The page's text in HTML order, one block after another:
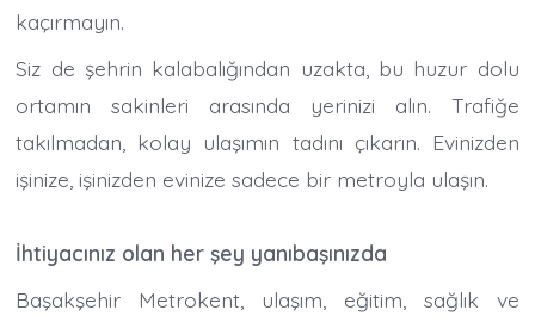
kaçırmayın.
Siz de şehrin kalabalığından uzakta, bu huzur dolu
ortamın sakinleri arasında yerinizi alın. Trafiğe
takılmadan, kolay ulaşımın tadını çıkarın. Evinizden
işinize, işinizden evinize sadece bir metroyla ulaşın.
İhtiyacınız olan her şey yanıbaşınızda
Başakşehir Metrokent, ulaşım, eğitim, sağlık ve